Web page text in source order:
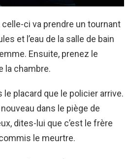
ci va prendre un tournant
et l’eau de la salle de bain
Ensuite, prenez le
la chambre.
le placard que le policier arrive.
dans le piège de
dites-lui que c’est le frère
le meurtre.